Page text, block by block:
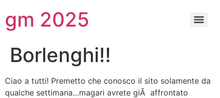
gm 2025
Borlenghi!!
Ciao a tutti! Premetto che conosco il sito solamente da
qualche settimana…magari avrete giÃ affrontato